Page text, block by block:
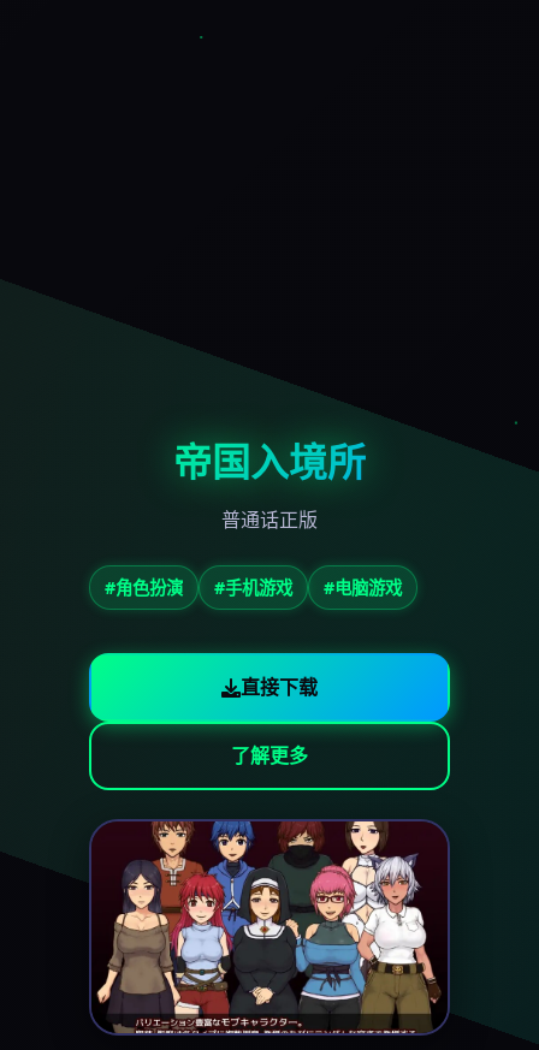
帝国入境所
普通话正版
#角色扮演 #手机游戏 #电脑游戏
直接下载
了解更多